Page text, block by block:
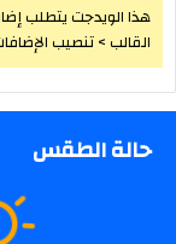
هذا الويدجت يتطلب
القالب > تنصيب
حالة الطقس